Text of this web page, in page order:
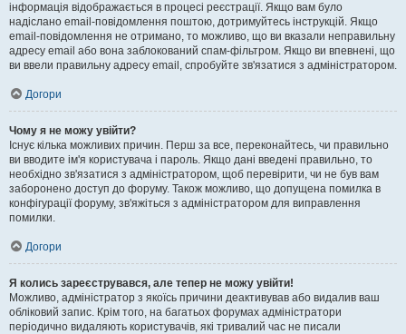
інформація відображається в процесі реєстрації. Якщо вам було
надіслано email-повідомлення поштою, дотримуйтесь інструкцій. Якщо
email-повідомлення не отримано, то можливо, що ви вказали неправильну
адресу email або вона заблокований спам-фільтром. Якщо ви впевнені, що
ви ввели правильну адресу email, спробуйте зв'язатися з адміністратором.
Догори
Чому я не можу увійти?
Існує кілька можливих причин. Перш за все, переконайтесь, чи правильно
ви вводите ім'я користувача і пароль. Якщо дані введені правильно, то
необхідно зв'язатися з адміністратором, щоб перевірити, чи не був вам
заборонено доступ до форуму. Також можливо, що допущена помилка в
конфігурації форуму, зв'яжіться з адміністратором для виправлення
помилки.
Догори
Я колись зареєструвався, але тепер не можу увійти!
Можливо, адміністратор з якоїсь причини деактивував або видалив ваш
обліковий запис. Крім того, на багатьох форумах адміністратори
періодично видаляють користувачів, які тривалий час не писали